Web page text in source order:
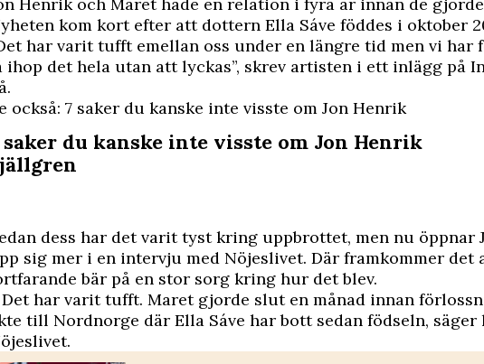
kom kort efter att dottern Ella Sáve föddes i oktober
har varit tufft emellan oss under en längre tid men vi har
ihop det hela utan att lyckas”, skrev artisten i ett inlägg på
också: 7 saker du kanske inte visste om Jon Henrik
saker du kanske inte visste om Jon Henrik
dess har det varit tyst kring uppbrottet, men nu öppnar
sig mer i en intervju med Nöjeslivet. Där framkommer det
bär på en stor sorg kring hur det blev.
Det har varit tufft. Maret gjorde slut en månad innan
till Nordnorge där Ella Sáve har bott sedan födseln, säger
.